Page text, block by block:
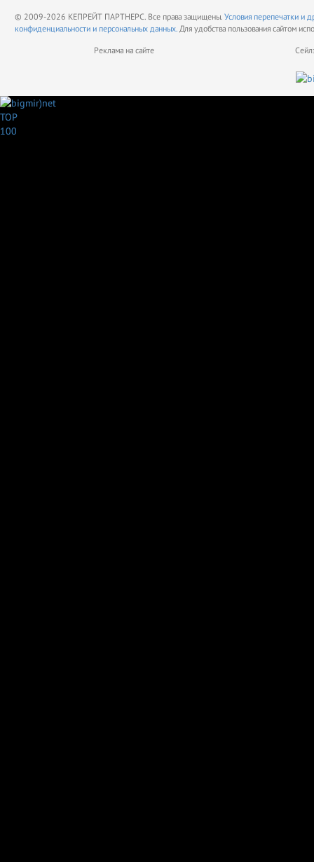
© 2009-2026 КЕПРЕЙТ ПАРТНЕРС. Все права защищены. Условия перепечатки и
конфиденциальности и персональных данных. Для удобства пользования сайтом
Реклама на сайте